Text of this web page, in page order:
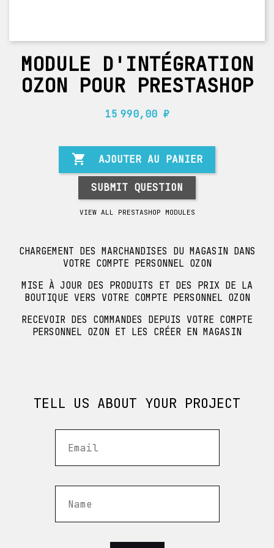
MODULE D'INTÉGRATION
OZON POUR PRESTASHOP
15 990,00 ₽
 AJOUTER AU PANIER
SUBMIT QUESTION
VIEW ALL PRESTASHOP MODULES
CHARGEMENT DES MARCHANDISES DU MAGASIN DANS
VOTRE COMPTE PERSONNEL OZON
MISE À JOUR DES PRODUITS ET DES PRIX DE LA
BOUTIQUE VERS VOTRE COMPTE PERSONNEL OZON
RECEVOIR DES COMMANDES DEPUIS VOTRE COMPTE
PERSONNEL OZON ET LES CRÉER EN MAGASIN
TELL US ABOUT YOUR PROJECT